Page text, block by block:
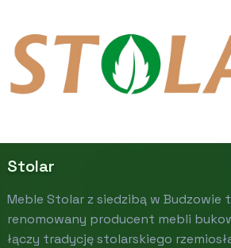
Stolar
Meble Stolar z siedzibą w Budzowie
renomowany producent mebli
łączy tradycję stolarskiego